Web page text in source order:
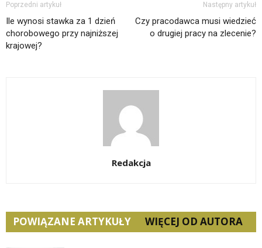
Poprzedni artykuł
Ile wynosi stawka za 1 dzień
chorobowego przy najniższej
krajowej?
Następny artykuł
Czy pracodawca musi wiedzieć
o drugiej pracy na zlecenie?
Redakcja
POWIĄZANE ARTYKUŁY WIĘCEJ OD AUTORA